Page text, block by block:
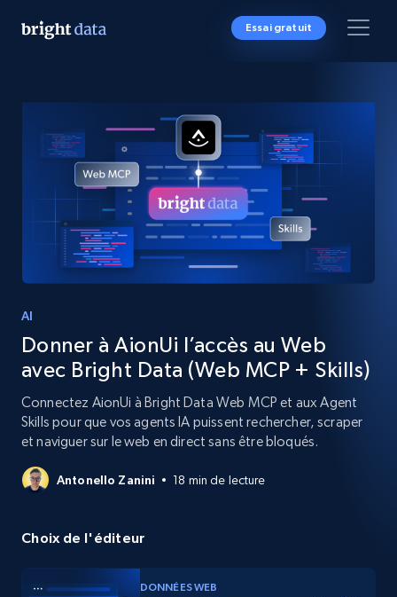
Essai gratuit
AI
Donner à AionUi l’accès au Web
avec Bright Data (Web MCP + Skills)
Connectez AionUi à Bright Data Web MCP et aux Agent
Skills pour que vos agents IA puissent rechercher, scraper
et naviguer sur le web en direct sans être bloqués.
Antonello Zanini 18 min de lecture
Choix de l'éditeur
DONNÉES WEB